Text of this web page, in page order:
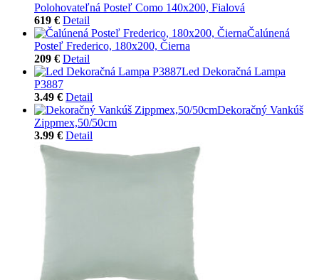
Polohovateľná Posteľ Como 140x200, Fialová
619 € Detail
Čalúnená
Posteľ Frederico, 180x200, Čierna
209 € Detail
Led Dekoračná Lampa
P3887
3.49 € Detail
Dekoračný Vankúš
Zippmex,50/50cm
3.99 € Detail